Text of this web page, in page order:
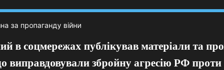
в соцмережах публікував матеріали та
виправдовували збройну агресію РФ